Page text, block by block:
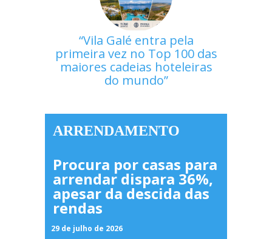
Vila Galé entra pela
primeira vez no Top 100 das
maiores cadeias hoteleiras
do mundo
ARRENDAMENTO
Procura por casas para
arrendar dispara 36%,
apesar da descida das
rendas
29 de julho de 2026